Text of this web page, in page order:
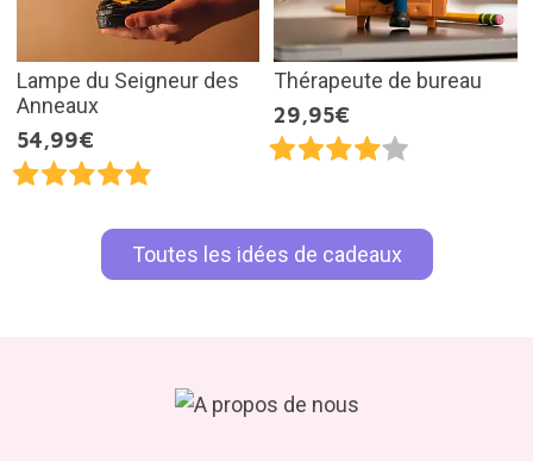
Lampe du Seigneur des
Anneaux
54,99€
Thérapeute de bureau
29,95€
Toutes les idées de cadeaux